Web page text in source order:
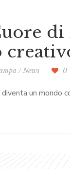
di
/News 0
un mondo